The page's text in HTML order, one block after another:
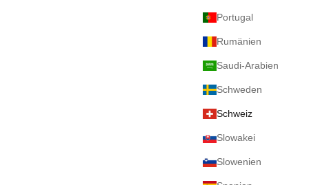
Portugal
Rumänien
Saudi-Arabien
Schweden
Schweiz
Slowakei
Slowenien